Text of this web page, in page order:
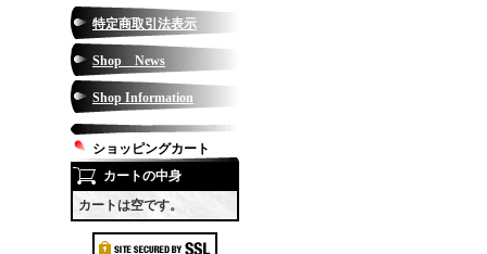
特定商取引法表示
Shop News
Shop Information
ショッピングカート
カートの中身
カートは空です。